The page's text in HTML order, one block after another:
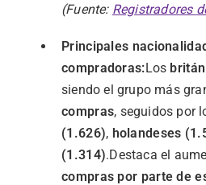
(Fuente: Registradores
Principales
compradoras:Los
siendoelgrupo más
compras, seguidos por
(1.626), holandeses (
(1.314).Destaca el
compras por partede